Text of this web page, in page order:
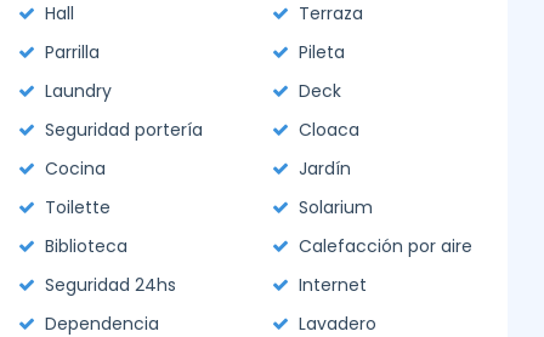
Hall
Terraza
Parrilla
Pileta
Laundry
Deck
Seguridad portería
Cloaca
Cocina
Jardín
Toilette
Solarium
Biblioteca
Calefacción por aire
Seguridad 24hs
Internet
Dependencia
Lavadero